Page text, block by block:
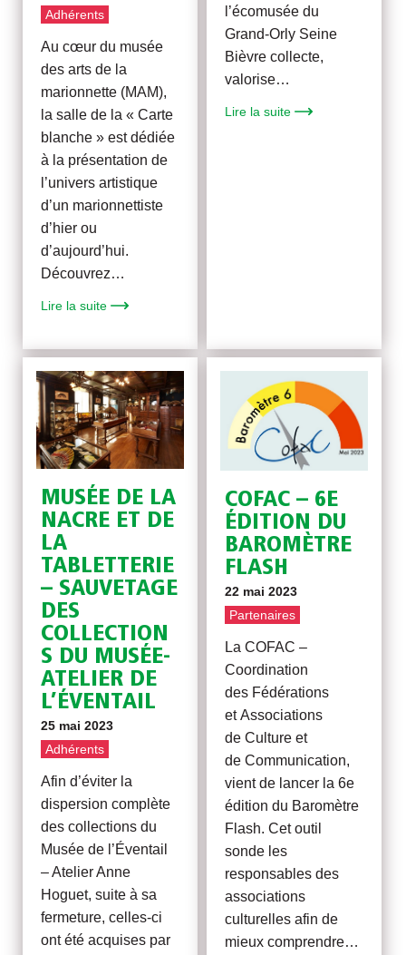
Adhérents
Au cœur du musée
des arts de la
marionnette (MAM),
la salle de la « Carte
blanche » est dédiée
à la présentation de
l’univers artistique
d’un marionnettiste
d’hier ou
d’aujourd’hui.
Découvrez…
Lire la suite
l’écomusée du
Grand-Orly Seine
Bièvre collecte,
valorise…
Lire la suite
MUSÉE DE LA
NACRE ET DE
LA
TABLETTERIE
– SAUVETAGE
DES
COLLECTION
S DU MUSÉE-
ATELIER DE
L’ÉVENTAIL
25 mai 2023
Adhérents
Afin d’éviter la
dispersion complète
des collections du
Musée de l’Éventail
– Atelier Anne
Hoguet, suite à sa
fermeture, celles-ci
ont été acquises par
COFAC – 6E
ÉDITION DU
BAROMÈTRE
FLASH
22 mai 2023
Partenaires
La COFAC –
Coordination
des Fédérations
et Associations
de Culture et
de Communication,
vient de lancer la 6e
édition du Baromètre
Flash. Cet outil
sonde les
responsables des
associations
culturelles afin de
mieux comprendre…